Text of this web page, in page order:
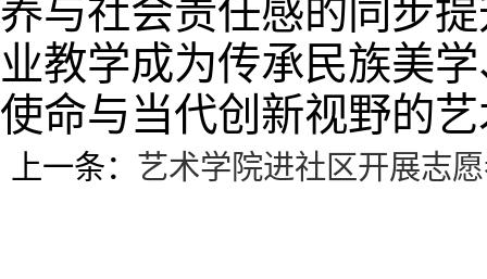
养与社会责任感的同步
业教学成为传承民族美
使命与当代创新视野的
上一条： 艺术学院进社区开展志